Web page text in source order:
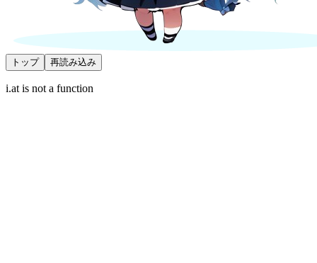
トップ 再読み込み
i.at is not a function